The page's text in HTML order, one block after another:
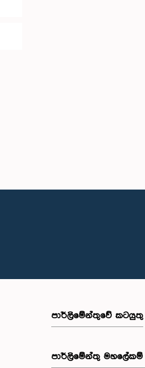
පාර්ලිමේන්තුවේ කටයුතු
පාර්ලිමේන්තු මහලේකම්